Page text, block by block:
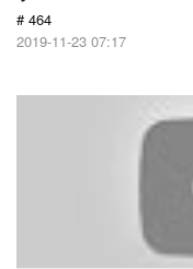
# 464
2019-11-23 07:17